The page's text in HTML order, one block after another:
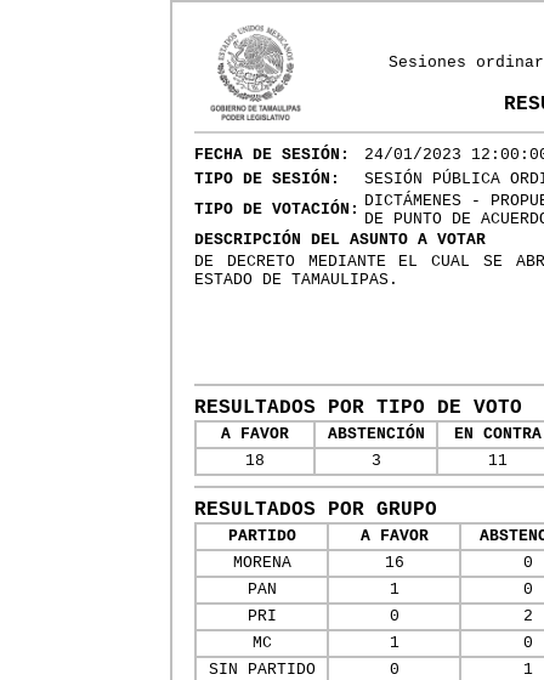
Sesiones
FECHA DE SESIÓN:
24/01/2023
TIPO DE SESIÓN:
SESIÓN PÚBLICA
TIPO DE VOTACIÓN: DICTÁMENES -
DE PUNTO DE
DESCRIPCIÓN DEL ASUNTO A VOTAR
DE DECRETO MEDIANTE EL CUAL SE
ESTADO DE TAMAULIPAS.
RESULTADOS POR TIPO DE VOTO
A FAVOR ABSTENCIÓN
EN CONTRA
18
3 11
RESULTADOS POR GRUPO
PARTIDO A FAVOR
MORENA
16
0
PAN
1
0
PRI
0
2
MC
1
0
SIN PARTIDO
0 1